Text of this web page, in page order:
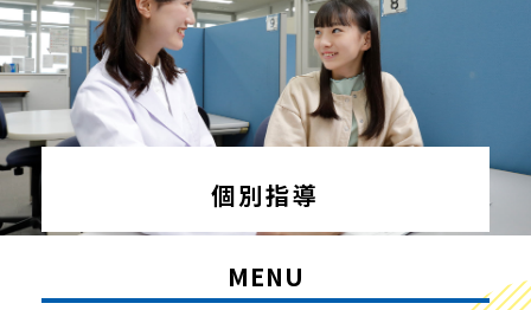
個別指導
MENU